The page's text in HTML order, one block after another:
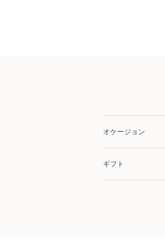
オケージョン
ギフト